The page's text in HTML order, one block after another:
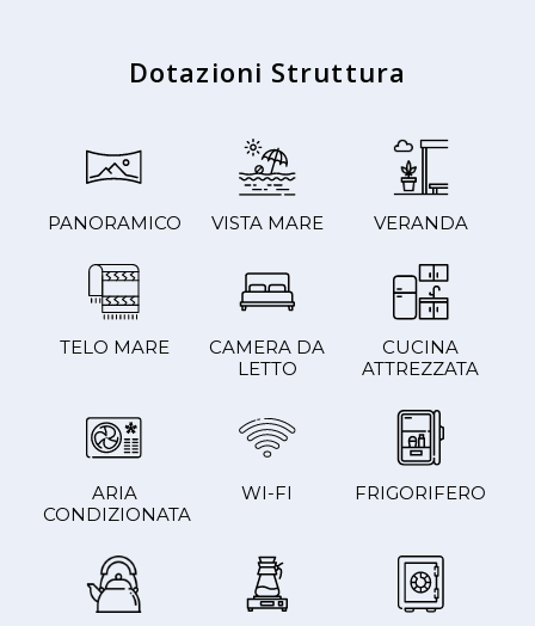
Dotazioni Struttura
PANORAMICO VISTA MARE VERANDA
TELO MARE
CAMERA DA
LETTO
CUCINA
ATTREZZATA
ARIA
CONDIZIONATA
WI-FI FRIGORIFERO